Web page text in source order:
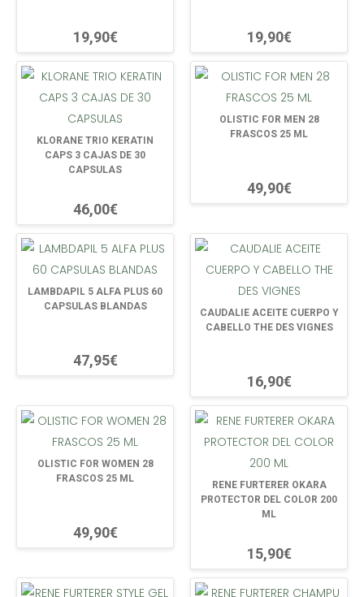
19,90€ 19,90€
KLORANE TRIO KERATIN
CAPS 3 CAJAS DE 30
CAPSULAS
46,00€
OLISTIC FOR MEN 28
FRASCOS 25 ML
49,90€
LAMBDAPIL 5 ALFA PLUS 60
CAPSULAS BLANDAS
47,95€
CAUDALIE ACEITE CUERPO Y
CABELLO THE DES VIGNES
16,90€
OLISTIC FOR WOMEN 28
FRASCOS 25 ML
49,90€
RENE FURTERER OKARA
PROTECTOR DEL COLOR 200
ML
15,90€